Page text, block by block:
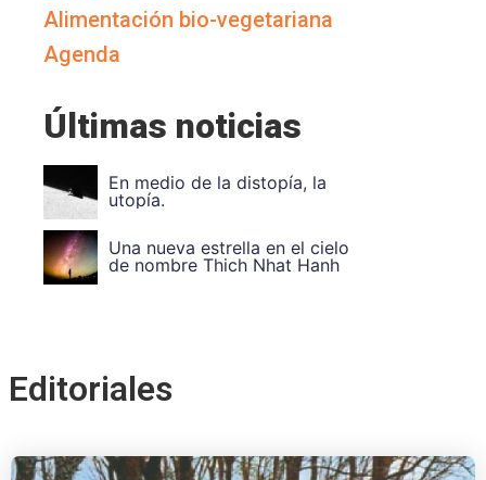
Alimentación bio-vegetariana
Agenda
Últimas noticias
Vuela Alto Ouka Leele
Divide et impera. Unidad en
la divers
Editoriales